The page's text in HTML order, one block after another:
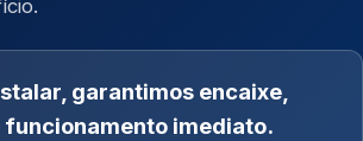
garantimos encaixe,
funcionamento imediato.